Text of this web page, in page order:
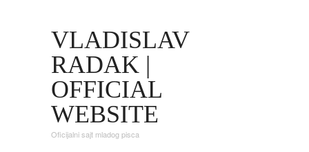
VLADISLAV
RADAK |
OFFICIAL
WEBSITE
Oficijalni sajt mladog pisca